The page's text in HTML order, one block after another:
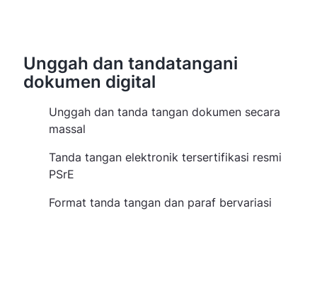
Unggah dan tandatangani
dokumen digital
Unggah dan tanda tangan dokumen secara
massal
Tanda tangan elektronik tersertifikasi resmi
PSrE
Format tanda tangan dan paraf bervariasi